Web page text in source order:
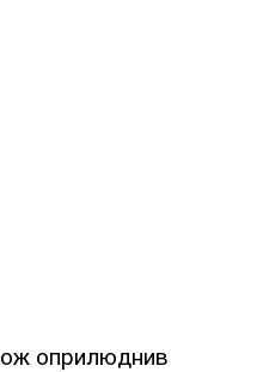
оприлюднив